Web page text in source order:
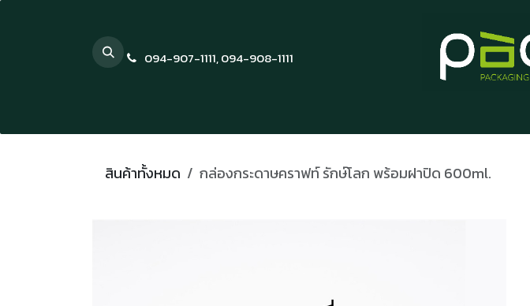
094-907-1111,094-908-1111
สินค้าทั้งหมด กล่องกระดาษคราฟท์ รักษ์โลก พร้อมฝาปิด 600ml.